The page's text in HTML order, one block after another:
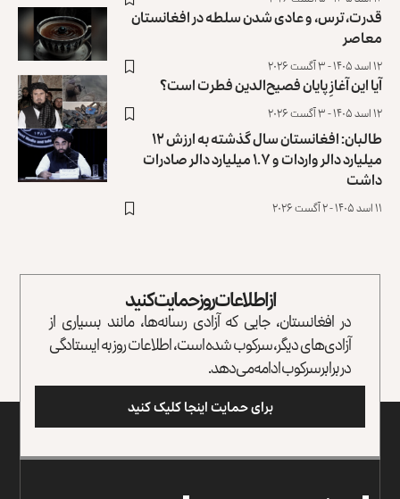
قدرت، ترس، و عادی ‌شدن سلطه در افغانستان
معاصر
۱۲ اسد ۱۴۰۵ - ۳ آگست ۲۰۲۶
آیا این آغازِ پایان فصیح‌الدین فطرت است؟
۱۲ اسد ۱۴۰۵ - ۳ آگست ۲۰۲۶
طالبان: افغانستان سال گذشته به ارزش ۱۲
میلیارد دالر واردات و ۱.۷ میلیارد دالر صادرات
داشت
۱۱ اسد ۱۴۰۵ - ۲ آگست ۲۰۲۶
از اطلاعات روز حمایت کنید
در افغانستان، جایی که آزادی رسانه‌ها، مانند بسیاری از
آزادی‌های دیگر، سرکوب شده است، اطلاعات روز به ایستادگی
در برابر سرکوب ادامه می‌دهد.
برای حمایت اینجا کلیک کنید